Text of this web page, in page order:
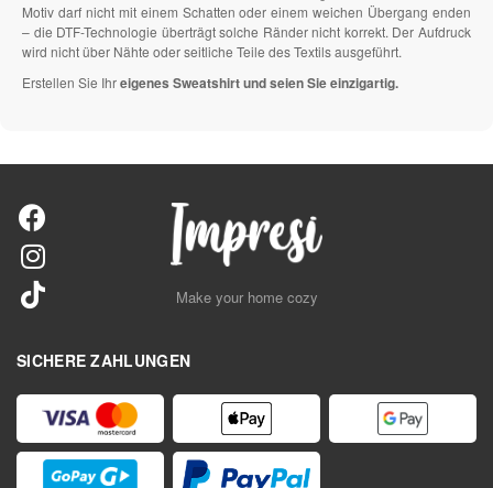
Motiv darf nicht mit einem Schatten oder einem weichen Übergang enden
– die DTF-Technologie überträgt solche Ränder nicht korrekt. Der Aufdruck
wird nicht über Nähte oder seitliche Teile des Textils ausgeführt.
Erstellen Sie Ihreigenes Sweatshirt und seien Sie einzigartig.
Make your home cozy
SICHERE ZAHLUNGEN